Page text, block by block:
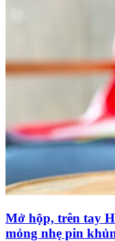
Mở hộp, trên tay
mỏng nhẹ pin